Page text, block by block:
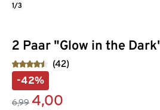
2 Paar "Glow in the
(42)
-42%
6,99 4,00
1/3